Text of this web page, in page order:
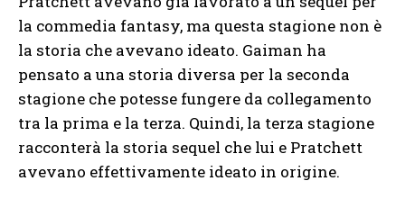
la commedia fantasy, ma questa stagione non è
la storia che avevano ideato. Gaiman ha
pensato a una storia diversa per la seconda
stagione che potesse fungere da collegamento
tra la prima e la terza. Quindi, la terza stagione
racconterà la storia sequel che lui e Pratchett
avevano effettivamente ideato in origine.